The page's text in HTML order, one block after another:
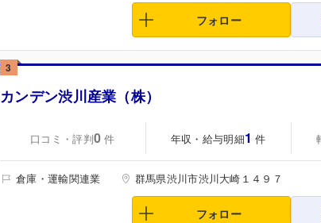
フォロー
3
カンデン渋川産業（株）
口コミ・評判0 件 年収・給与明細1 件
倉庫・運輸関連業 群馬県渋川市渋川大崎１４９７
フォロー